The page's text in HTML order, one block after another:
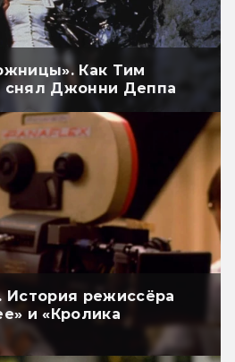
Как Тим
снял Джонни Деппа
История режиссёра
и «Кролика